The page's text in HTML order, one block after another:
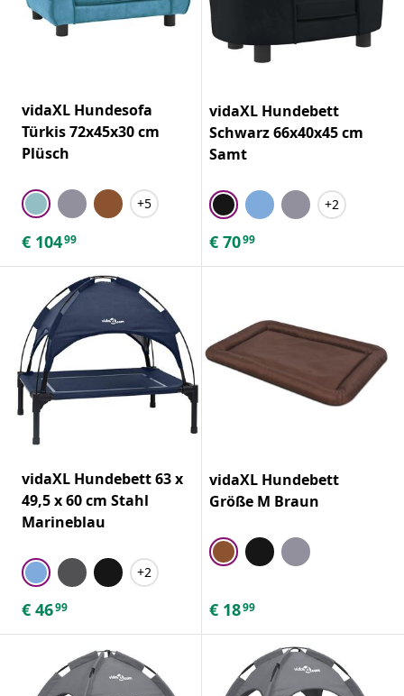
vidaXL Hundesofa
Türkis 72x45x30 cm
Plüsch
+5
€ 10499
vidaXL Hundebett
Schwarz 66x40x45 cm
Samt
+2
€ 7099
vidaXL Hundebett 63 x
49,5 x 60 cm Stahl
Marineblau
+2
€ 4699
vidaXL Hundebett
Größe M Braun
€ 1899